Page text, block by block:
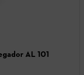
AL 101